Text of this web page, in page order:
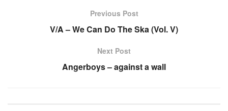
Previous Post
V/A – We Can Do The Ska (Vol. V)
Next Post
Angerboys – against a wall